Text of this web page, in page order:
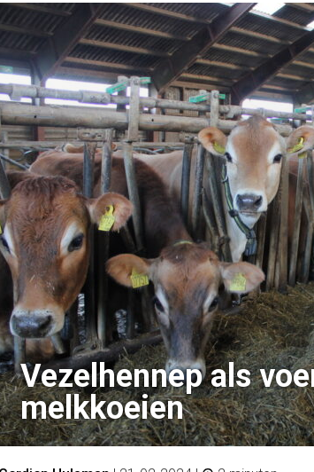
Vezelhennep als
melkkoeien